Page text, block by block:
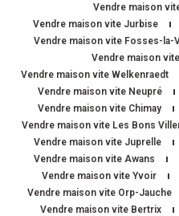
Vendre maison
Vendre maison vite Jurbise
Vendre maison vite Fosses-la-
Vendre maison
Vendre maison vite Welkenraedt
Vendre maison vite Neupré
Vendre maison vite Chimay
Vendre maison vite Les Bons
Vendre maison vite Juprelle
Vendre maison vite Awans
Vendre maison vite Yvoir
Vendre maison vite Orp-Jauche
Vendre maison vite Bertrix